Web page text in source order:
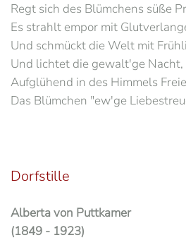
Regt sich des Blümchens süße
Es strahlt empor mit
Und schmückt die Welt mit
Und lichtet die gewalt'ge Nacht,
Aufglühend in des Himmels
Das Blümchen "ew'ge
Dorfstille
Alberta von Puttkamer
(1849 - 1923)